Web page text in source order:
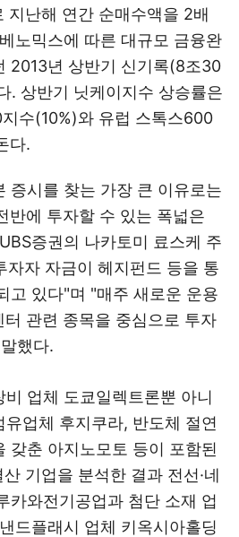
지난해 연간 순매수액을 2배
노믹스에 따른 대규모 금융완
2013년 상반기 신기록(8조30
. 상반기 닛케이지수 상승률은
수(10%)와 유럽 스톡스600
다.
증시를 찾는 가장 큰 이유로는
반에 투자할 수 있는 폭넓은
증권의 나카토미 료스케 주
자자 자금이 헤지펀드 등을 통
고 있다"며 "매주 새로운 운용
관련 종목을 중심으로 투자
했다.
업체 도쿄일렉트론뿐 아니
업체 후지쿠라, 반도체 절연
갖춘 아지노모토 등이 포함된
기업을 분석한 결과 전선·네
카와전기공업과 첨단 소재 업
드플래시 업체 키옥시아홀딩